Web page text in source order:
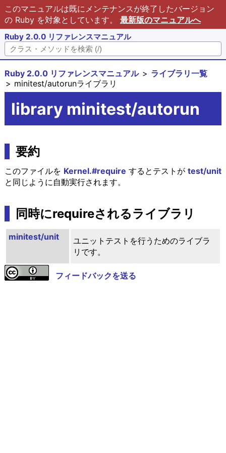
このマニュアルは既にメンテナンスが終了したバージョン
の Ruby を対象としています。 最新版のマニュアルへ
Ruby 2.0.0 リファレンスマニュアル
Ruby 2.0.0 リファレンスマニュアル
ライブラリ一覧
minitest/autorunライブラリ
library minitest/autorun
要約
このファイルを Kernel.#require するとテストが test/unit
と同じように自動実行されます。
同時にrequireされるライブラリ
minitest/unit
ユニットテストを行うためのライブラ
リです。
フィードバックを送る